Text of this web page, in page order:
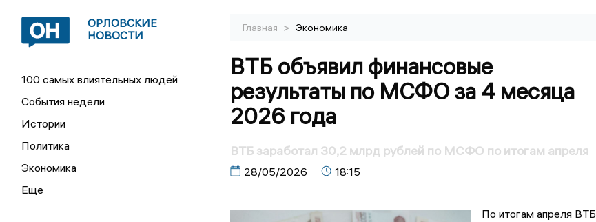
ОРЛОВСКИЕ
НОВОСТИ
100 самых влиятельных людей
События недели
Истории
Политика
Экономика
Главная > Экономика
ВТБ объявил финансовые
результаты по МСФО за 4 месяца
2026 года
ВТБ заработал 30,2 млрд рублей по МСФО по итогам апреля
28/05/2026 18:15
По итогам апреля ВТБ